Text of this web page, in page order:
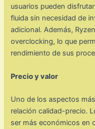
usuarios pueden
fluida sin necesidad de
adicional. Además,
overclocking, lo que
rendimiento de sus
Precio y valor
Uno de los aspectos
relación calidad-precio.
ser más económicos en